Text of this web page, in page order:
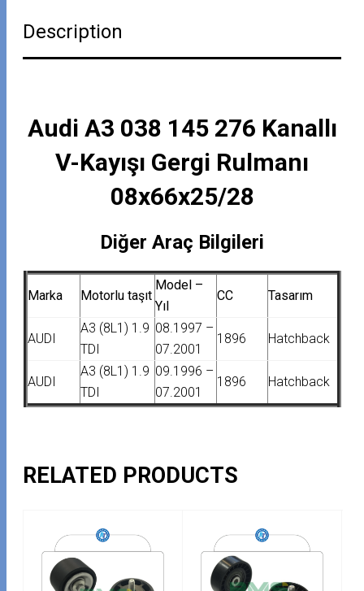
Description
Audi A3 038 145 276 Kanallı
V-Kayışı Gergi Rulmanı
08x66x25/28
Diğer Araç Bilgileri
Marka Motorlu taşıt
Model –
Yıl
CC Tasarım
AUDI
A3 (8L1) 1.9
TDI
08.1997 –
07.2001
1896 Hatchback
AUDI
A3 (8L1) 1.9
TDI
09.1996 –
07.2001
1896 Hatchback
RELATED PRODUCTS